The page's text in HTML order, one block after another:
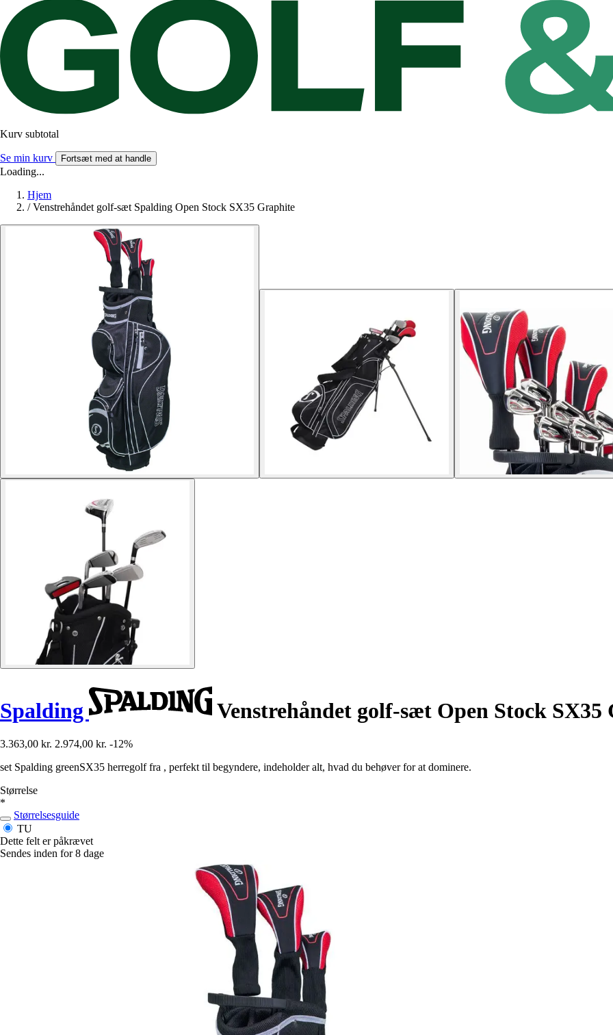
Kurv subtotal
Se min kurv Fortsæt med at handle
Loading...
Hjem
/ Venstrehåndet golf-sæt Spalding Open Stock SX35 Graphite
Spalding Venstrehåndet golf-sæt Open Stock SX35
3.363,00 kr. 2.974,00 kr. -12%
set Spalding greenSX35 herregolf fra , perfekt til begyndere, indeholder alt, hvad du behøver for at dominere.
Størrelse
*
Størrelsesguide
TU
Dette felt er påkrævet
Sendes inden for 8 dage